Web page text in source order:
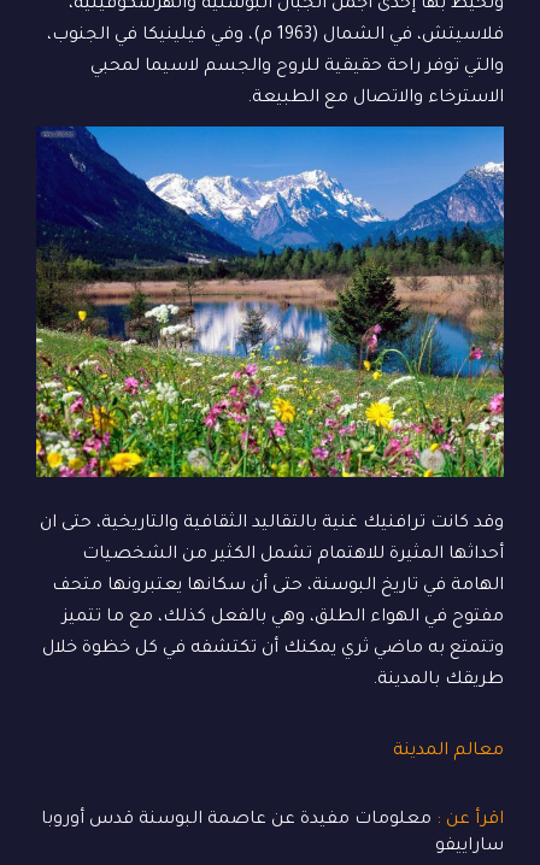
وتحيط بها إحدى أجمل الجبال البوسنية والهرسكوفينية،
فلاسيتش، في الشمال (1963 م)، وفي فيلينيكا في الجنوب،
والتي توفر راحة حقيقية للروح والجسم لاسيما لمحبي
الاسترخاء والاتصال مع الطبيعة.
وقد كانت ترافنيك غنية بالتقاليد الثقافية والتاريخية، حتى ان
أحداثها المثيرة للاهتمام تشمل الكثير من الشخصيات
الهامة في تاريخ البوسنة، حتى أن سكانها يعتبرونها متحف
مفتوح في الهواء الطلق، وهي بالفعل كذلك، مع ما تتميز
وتتمتع به ماضي ثري يمكنك أن تكتشفه في كل خظوة خلال
طريقك بالمدينة.
معالم المدينة
اقرأ عن : معلومات مفيدة عن عاصمة البوسنة قدس أوروبا
ساراييفو